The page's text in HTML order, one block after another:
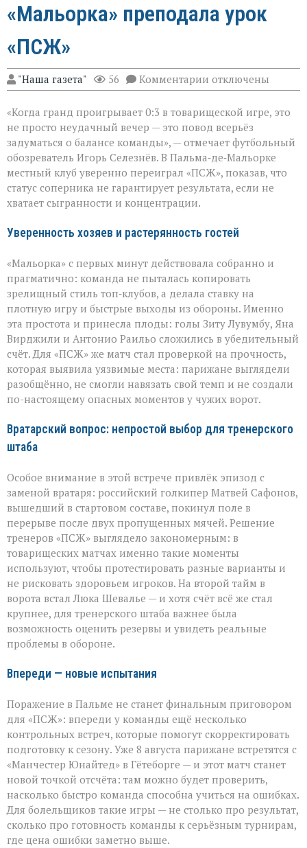
«Мальорка» преподала урок
«ПСЖ»
"Наша газета" 56 Комментарии к
записи
сюрприз
в
Пальме:
«Мальорка»
преподала
урок
«ПСЖ»
отключены
«Когда гранд проигрывает 0:3 в товарищеской игре, это
не просто неудачный вечер — это повод всерьёз
задуматься о балансе команды», — отмечает футбольный
обозреватель Игорь Селезнёв. В Пальма‑де‑Мальорке
местный клуб уверенно переиграл «ПСЖ», показав, что
статус соперника не гарантирует результата, если не
хватает сыгранности и концентрации.
Уверенность хозяев и растерянность гостей
«Мальорка» с первых минут действовала собранно и
прагматично: команда не пыталась копировать
зрелищный стиль топ‑клубов, а делала ставку на
плотную игру и быстрые выходы из обороны. Именно
эта простота и принесла плоды: голы Зиту Лувумбу, Яна
Вирджили и Антонио Раильо сложились в убедительный
счёт. Для «ПСЖ» же матч стал проверкой на прочность,
которая выявила уязвимые места: парижане выглядели
разобщённо, не смогли навязать свой темп и не создали
по-настоящему опасных моментов у чужих ворот.
Вратарский вопрос: непростой выбор для тренерского
штаба
Особое внимание в этой встрече привлёк эпизод с
заменой вратаря: российский голкипер Матвей Сафонов,
вышедший в стартовом составе, покинул поле в
перерыве после двух пропущенных мячей. Решение
тренеров «ПСЖ» выглядело закономерным: в
товарищеских матчах именно такие моменты
используют, чтобы протестировать разные варианты и
не рисковать здоровьем игроков. На второй тайм в
ворота встал Люка Шевалье — и хотя счёт всё же стал
крупнее, для тренерского штаба важнее была
возможность оценить резервы и увидеть реальные
проблемы в обороне.
Впереди — новые испытания
Поражение в Пальме не станет финальным приговором
для «ПСЖ»: впереди у команды ещё несколько
контрольных встреч, которые помогут скорректировать
подготовку к сезону. Уже 8 августа парижане встретятся с
«Манчестер Юнайтед» в Гётеборге — и этот матч станет
новой точкой отсчёта: там можно будет проверить,
насколько быстро команда способна учиться на ошибках.
Для болельщиков такие игры — не столько про результат,
сколько про готовность команды к серьёзным турнирам,
где цена ошибки заметно выше.